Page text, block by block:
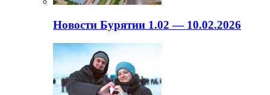
Новости Бурятии 1.02 — 10.02.2026